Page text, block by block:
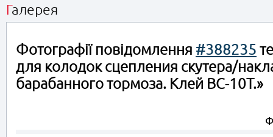
Галерея
Фотографії повідомлення #388235
для колодок сцепления скутера/
барабанного тормоза. Клей ВС-10Т.»